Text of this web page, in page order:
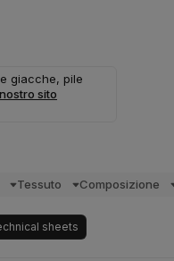
giacche, pile
sito
Tessuto Composizione
sheets